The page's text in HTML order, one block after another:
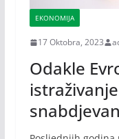
EKONOMIJA
17 Oktobra, 2023
Odakle